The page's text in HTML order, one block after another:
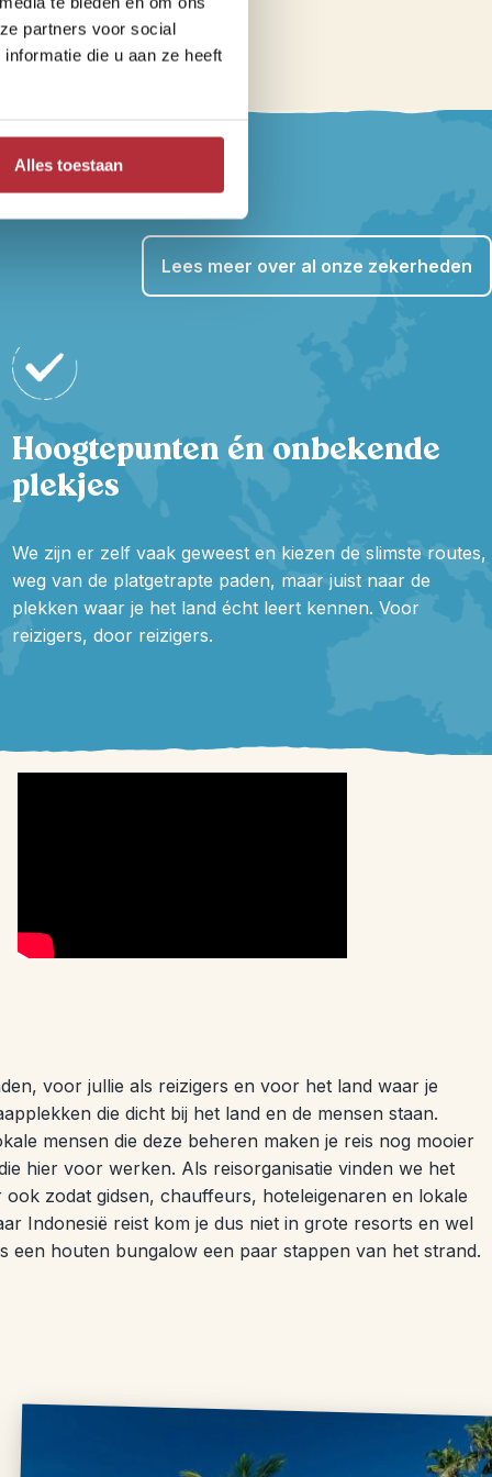
partners voor social
die u aan ze heeft
Alles toestaan
Lees meer over al onze zekerheden
Hoogtepunten én onbekende
plekjes
We zijn er zelf vaak geweest en kiezen de slimste routes,
weg van de platgetrapte paden, maar juist naar de
plekken waar je het land écht leert kennen. Voor
reizigers, door reizigers.
voor jullie als reizigers en voor het land waar je
die dicht bij het land en de mensen staan.
mensen die deze beheren maken je reis nog mooier
hier voor werken. Als reisorganisatie vinden we het
zodat gidsen, chauffeurs, hoteleigenaren en lokale
Indonesië reist kom je dus niet in grote resorts en wel
een houten bungalow een paar stappen van het strand.